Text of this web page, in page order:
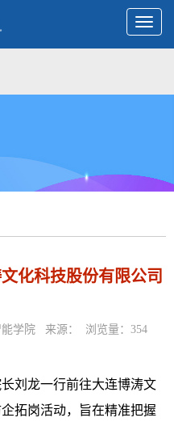
Toggle
化科技股份有限公司
能学院 来源： 浏览量： 354
刘龙一行前往大连博涛文
拓岗活动，旨在精准把握